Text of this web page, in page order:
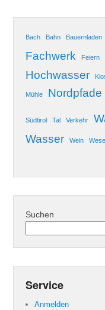
Bach Bahn Bauernladen
Fachwerk Feiern
Hochwasser
Mühle Nordpfade
Südtirol Tal Verkehr
Wasser Wein
Suchen
Service
Anmelden